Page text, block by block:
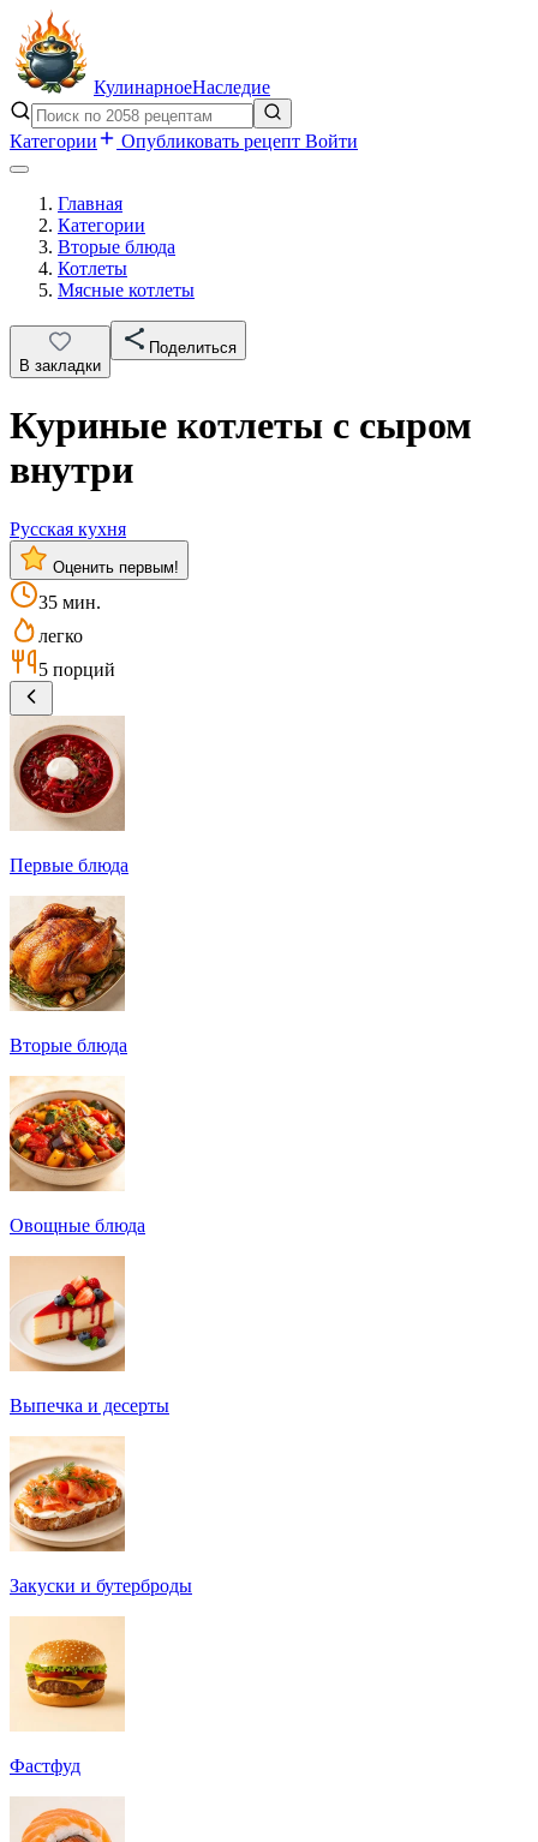
КулинарноеНаследие
Категории Опубликовать рецепт Войти
Главная
Категории
Вторые блюда
Котлеты
Мясные котлеты
В закладки
Поделиться
Куриные котлеты с сыром
внутри
Русская кухня
Оценить первым!
35 мин.
легко
5 порций
Первые блюда
Вторые блюда
Овощные блюда
Выпечка и десерты
Закуски и бутерброды
Фастфуд